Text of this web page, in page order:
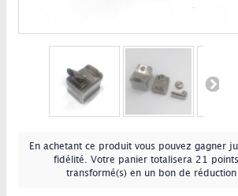
En achetant ce produit vous pouvez gagner
fidélité . Votre panier totalisera 21 points
transformé(s) en un bon de réduction